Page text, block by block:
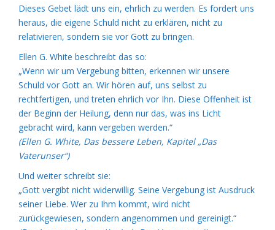
Dieses Gebet lädt uns ein, ehrlich zu werden. Es fordert uns
heraus, die eigene Schuld nicht zu erklären, nicht zu
relativieren, sondern sie vor Gott zu bringen.
Ellen G. White beschreibt das so:
„Wenn wir um Vergebung bitten, erkennen wir unsere
Schuld vor Gott an. Wir hören auf, uns selbst zu
rechtfertigen, und treten ehrlich vor Ihn. Diese Offenheit ist
der Beginn der Heilung, denn nur das, was ins Licht
gebracht wird, kann vergeben werden.“
(Ellen G. White, Das bessere Leben, Kapitel „Das
Vaterunser“)
Und weiter schreibt sie:
„Gott vergibt nicht widerwillig. Seine Vergebung ist Ausdruck
seiner Liebe. Wer zu Ihm kommt, wird nicht
zurückgewiesen, sondern angenommen und gereinigt.“